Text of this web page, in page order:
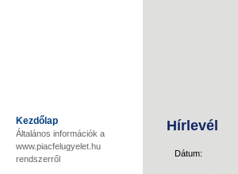
Kezdőlap
Általános információk a
www.piacfelugyelet.hu
rendszerről
Hírlevél
Dátum: